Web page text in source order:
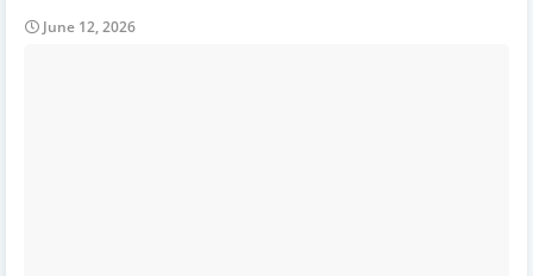
June 12, 2026